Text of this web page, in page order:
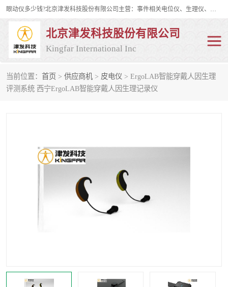
眼动仪多少钱?北京津发科技股份有限公司主营：事件相关电位仪、生理仪、肌电仪、脑电仪、皮电仪、眼动仪；是国家级高新技术企业、科技部认定的科技型中小企业和中关村高新技术企业，具备保密资格，具备自主进出口经营权；自主研发技术、产品与服务荣获多项省部级科学技术奖励、国家发明专利、国家软件著作权和省部级新技术新产品（服务）认证。
北京津发科技股份有限公司
Kingfar International Inc
当前位置： 首页 > 供应商机 > 皮电仪 > ErgoLAB智能穿戴人因生理
评测系统 西宁ErgoLAB智能穿戴人因生理记录仪
皮电仪 脑电仪
行为观察与表情分析
人机交互实验室
神经营销与消费行为实验